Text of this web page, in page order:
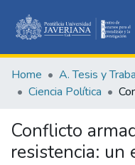
Home A. Tesis y
Ciencia Política
Conflicto
resistencia: